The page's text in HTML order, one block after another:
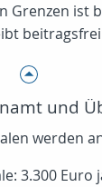
Grenzen ist
und
werden
3.300 Euro